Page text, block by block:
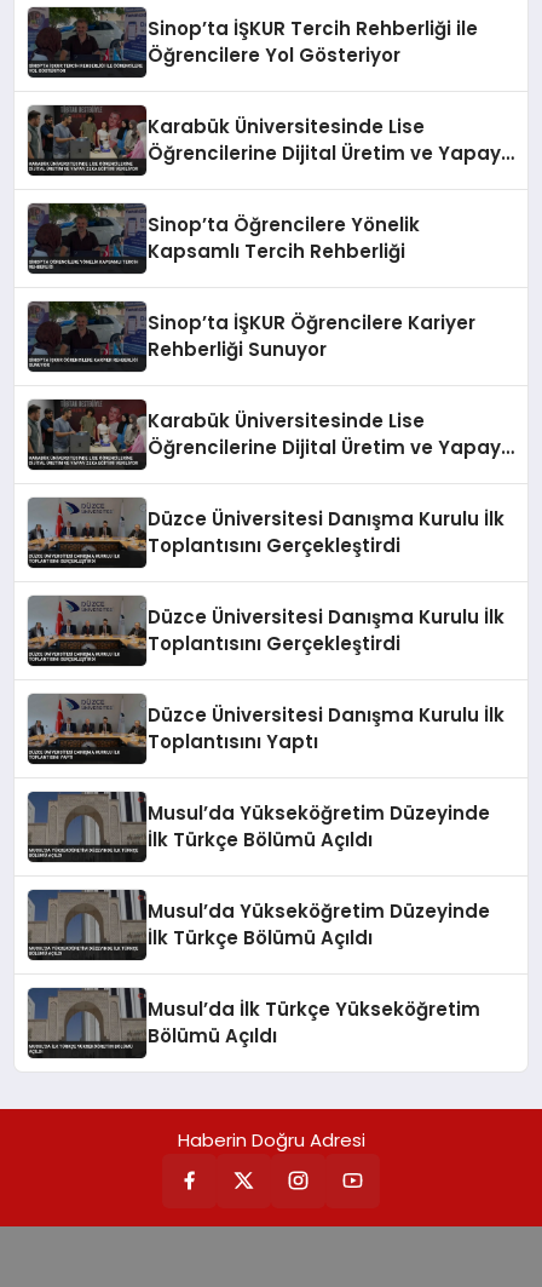
Sinop’ta İŞKUR Tercih Rehberliği ile
Öğrencilere Yol Gösteriyor
Karabük Üniversitesinde Lise
Öğrencilerine Dijital Üretim ve Yapay
Sinop’ta Öğrencilere Yönelik
Kapsamlı Tercih Rehberliği
Sinop’ta İŞKUR Öğrencilere Kariyer
Rehberliği Sunuyor
Karabük Üniversitesinde Lise
Öğrencilerine Dijital Üretim ve Yapay
Düzce Üniversitesi Danışma Kurulu İlk
Toplantısını Gerçekleştirdi
Düzce Üniversitesi Danışma Kurulu İlk
Toplantısını Gerçekleştirdi
Düzce Üniversitesi Danışma Kurulu İlk
Toplantısını Yaptı
Musul’da Yükseköğretim Düzeyinde
İlk Türkçe Bölümü Açıldı
Musul’da Yükseköğretim Düzeyinde
İlk Türkçe Bölümü Açıldı
Musul’da İlk Türkçe Yükseköğretim
Bölümü Açıldı
Haberin Doğru Adresi